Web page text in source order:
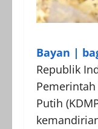
Bayan |
Republik
Putih